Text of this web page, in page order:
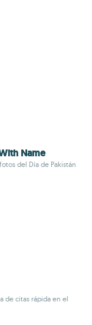
Name
del Día de Pakistán
de citas rápida en el